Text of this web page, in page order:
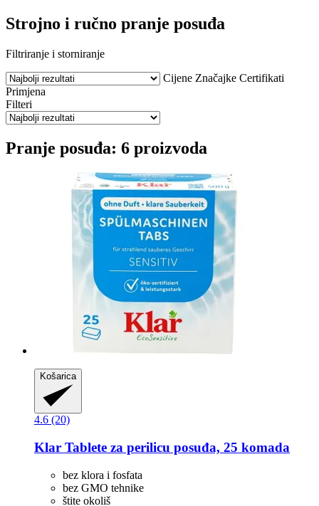
Strojno i ručno pranje posuđa
Filtriranje i storniranje
Cijene Značajke Certifikati
Primjena
Filteri
Pranje posuđa: 6 proizvoda
Košarica
4.6 (20)
Klar Tablete za perilicu posuđa, 25 komada
bez klora i fosfata
bez GMO tehnike
štite okoliš